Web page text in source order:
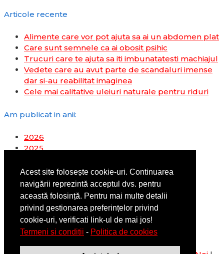
Acest site folosește cookie-uri. Continuarea
navigării reprezintă acceptul dvs. pentru
această folosință. Pentru mai multe detalii
privind gestionarea preferințelor privind
cookie-uri, verificati link-ul de mai jos!
Termeni si conditii - Politica de cookies
Articole recente
Alimente care vor pot ajuta sa ai un abdomen plat
Care sunt semnele ca ai obosit psihic
Trucuri care te ajuta sa iti imbunatatesti machiajul
Vedete care au avut parte de scandaluri imense
dar si-au reabilitat imaginea
Cele mai calitative uleiuri naturale pentru riduri
Am publicat in anii:
2026
2025
2023
2022
2019
2018
2016
2014